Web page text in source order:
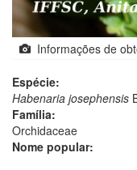
Informações de
Espécie:
Habenaria josephensis
Família:
Orchidaceae
Nome popular: